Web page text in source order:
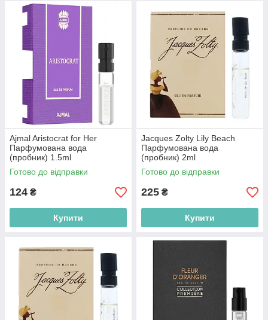
Ajmal Aristocrat for Her
Парфумована вода
(пробник) 1.5ml
Готово до відправки
124 ₴
Купити
Jacques Zolty Lily Beach
Парфумована вода
(пробник) 2ml
Готово до відправки
225 ₴
Купити